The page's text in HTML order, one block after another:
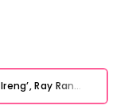
Prabowo Sebut ‘Londo Ireng’, Ray Rangkuti Desak DPR Bersikap, Ini Ulasan Politiknya